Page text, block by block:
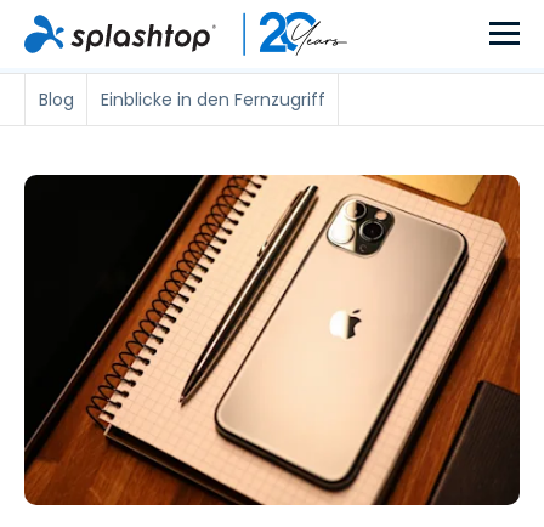
Blog Einblicke in den Fernzugriff